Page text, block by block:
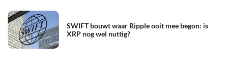
SWIFT bouwt waar Ripple ooit mee begon: is
XRP nog wel nuttig?